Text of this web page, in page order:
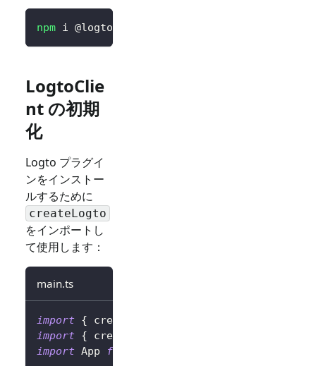
npm i @logto/vue
LogtoClie
nt の初期
化
Logto プラグイ
ンをインストー
ルするために
createLogto
をインポートし
て使用します：
main.ts
import { createLogto
import { createApp
import App from